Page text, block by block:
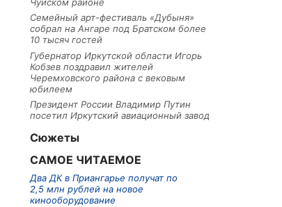
Семейный арт-фестиваль «Дубыня»
собрал на Ангаре под Братском более
10 тысяч гостей
Губернатор Иркутской области Игорь
Кобзев поздравил жителей
Черемховского района с вековым
юбилеем
Президент России Владимир Путин
посетил Иркутский авиационный завод
Сюжеты
САМОЕ ЧИТАЕМОЕ
Два ДК в Приангарье получат по
2,5 млн рублей на новое
кинооборудование